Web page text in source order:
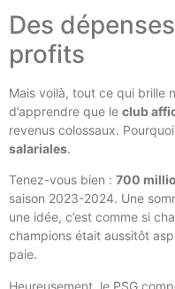
Des
profits
Mais voilà, tout ce qui brille
d’apprendre que le club
revenus colossaux.
salariales.
Tenez-vous bien : 700
saison 2023-2024. Une
une idée, c’est comme si
champions était aussitôt
paie.
Heureusement, le PSG